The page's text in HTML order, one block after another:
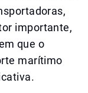
importante,
que o
marítimo